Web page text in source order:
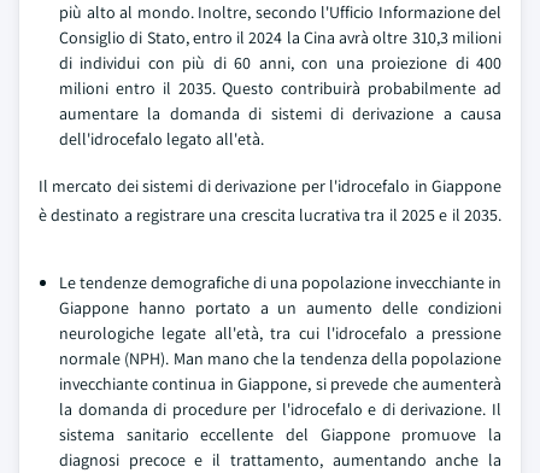
più alto al mondo. Inoltre, secondo l'Ufficio Informazione del
Consiglio di Stato, entro il 2024 la Cina avrà oltre 310,3 milioni
di individui con più di 60 anni, con una proiezione di 400
milioni entro il 2035. Questo contribuirà probabilmente ad
aumentare la domanda di sistemi di derivazione a causa
dell'idrocefalo legato all'età.
Il mercato dei sistemi di derivazione per l'idrocefalo in Giappone
è destinato a registrare una crescita lucrativa tra il 2025 e il 2035.
Le tendenze demografiche di una popolazione invecchiante in
Giappone hanno portato a un aumento delle condizioni
neurologiche legate all'età, tra cui l'idrocefalo a pressione
normale (NPH). Man mano che la tendenza della popolazione
invecchiante continua in Giappone, si prevede che aumenterà
la domanda di procedure per l'idrocefalo e di derivazione. Il
sistema sanitario eccellente del Giappone promuove la
diagnosi precoce e il trattamento, aumentando anche la